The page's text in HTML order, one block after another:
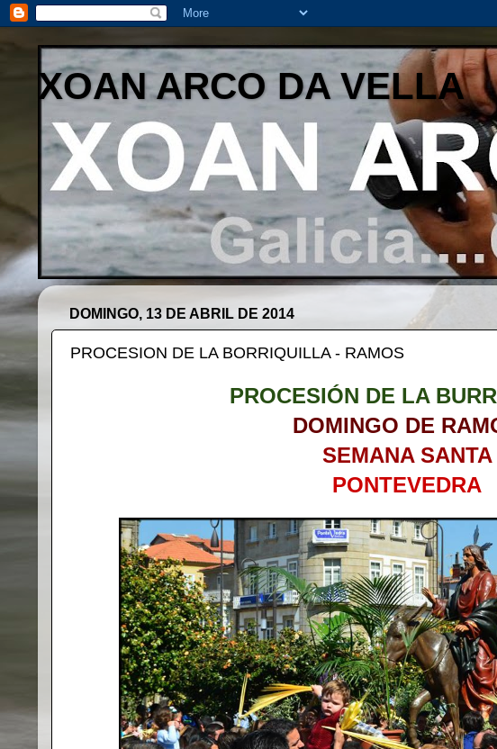
XOAN ARCO DA VELLA
DOMINGO, 13 DE ABRIL DE 2014
PROCESION DE LA BORRIQUILLA - RAMOS
PROCESIÓN DE LA
DOMINGO DE
SEMANA SANTA
PONTEVEDRA